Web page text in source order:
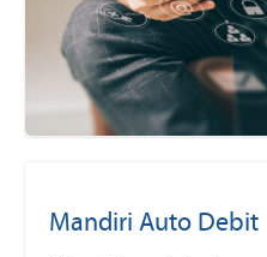
Mandiri Auto Debit